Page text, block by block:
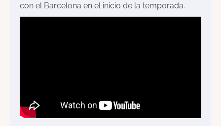
con el Barcelona en el inicio de la temporada.